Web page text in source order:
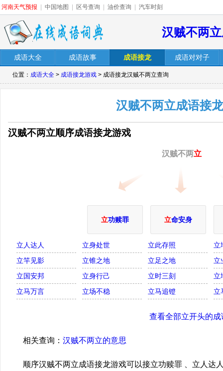
河南天气预报 中国地图 区号查询 油价查询 汽车时刻
汉贼不两
成语大全 成语故事 成语接龙 成语对对子
位置： 成语大全 > 成语接龙游戏 > 成语接龙汉贼不两立查询
汉贼不两立成语接
汉贼不两立顺序成语接龙游戏
汉贼不两立
立功赎罪 立命安身
立人达人 立身处世 立此存照
立
立竿见影
立锥之地 立足之地
立
立国安邦
立身行己 立时三刻
立
立马万言
立场不稳 立马追镫 立
查看全部立开头的成
相关查询： 汉贼不两立的意思
顺序汉贼不两立成语接龙游戏可以接立功赎罪 、立人达